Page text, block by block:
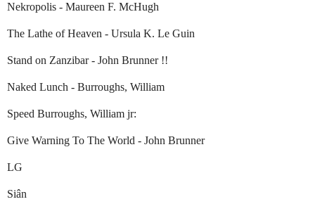
Nekropolis - Maureen F. McHugh
The Lathe of Heaven - Ursula K. Le Guin
Stand on Zanzibar - John Brunner !!
Naked Lunch - Burroughs, William
Speed Burroughs, William jr:
Give Warning To The World - John Brunner
LG
Siân